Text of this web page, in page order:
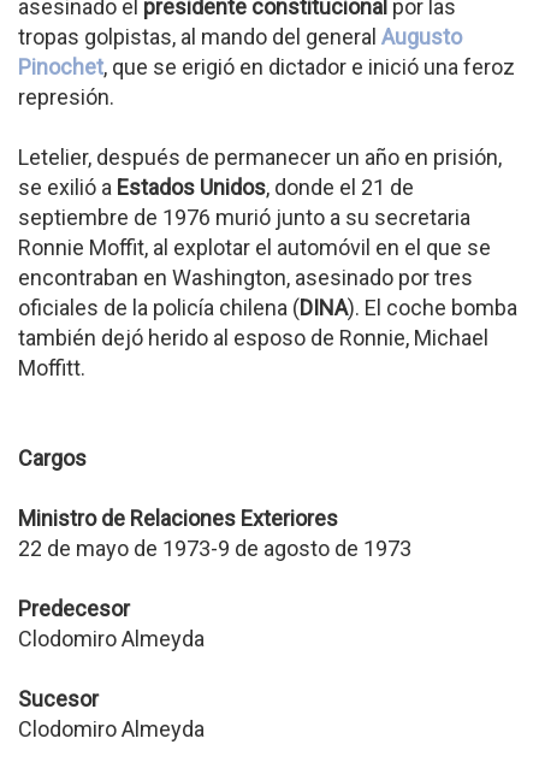
asesinado el presidente constitucional por las
tropas golpistas, al mando del general Augusto
Pinochet, que se erigió en dictador e inició una feroz
represión.
Letelier, después de permanecer un año en prisión,
se exilió a Estados Unidos, donde el 21 de
septiembre de 1976 murió junto a su secretaria
Ronnie Moffit, al explotar el automóvil en el que se
encontraban en Washington, asesinado por tres
oficiales de la policía chilena (DINA). El coche bomba
también dejó herido al esposo de Ronnie, Michael
Moffitt.
Cargos
Ministro de Relaciones Exteriores
22 de mayo de 1973-9 de agosto de 1973
Predecesor
Clodomiro Almeyda
Sucesor
Clodomiro Almeyda